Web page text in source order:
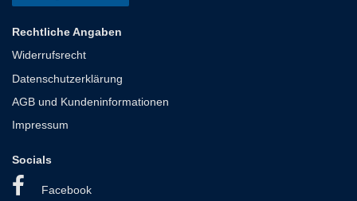
Rechtliche Angaben
Widerrufsrecht
Datenschutzerklärung
AGB und Kundeninformationen
Impressum
Socials
Facebook